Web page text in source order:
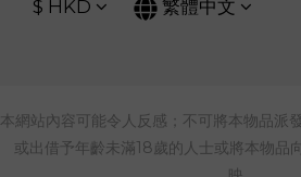
$ HKD 繁體中文
本網站內容可能令人反感；不可將本物品派
或出借予年齡未滿18歲的人士或將本物品